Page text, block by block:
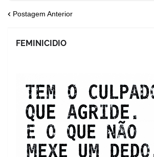
Postagem Anterior
FEMINICIDIO